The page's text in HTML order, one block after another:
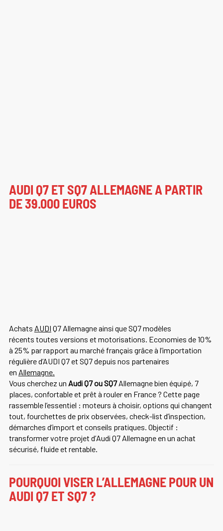
AUDI Q7 ET SQ7 ALLEMAGNE A PARTIR
DE 39.000 EUROS
Achats AUDI Q7 Allemagne ainsi que SQ7 modèles
récents toutes versions et motorisations. Economies de 10%
à 25% par rapport au marché français grâce à l’importation
régulière d’AUDI Q7 et SQ7 depuis nos partenaires
en Allemagne.
Vous cherchez un Audi Q7 ou SQ7Allemagnebien équipé, 7
places, confortable et prêt à rouler en France ? Cette page
rassemble l’essentiel : moteurs à choisir, options qui changent
tout, fourchettes de prix observées, check-list d’inspection,
démarches d’import et conseils pratiques. Objectif :
transformer votre projet d’Audi Q7 Allemagneen un achat
sécurisé, fluide et rentable.
POURQUOI VISER L’ALLEMAGNE POUR UN
AUDI Q7 ET SQ7 ?